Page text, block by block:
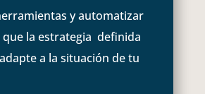
y automatizar
la estrategia definida
a la situación de tu